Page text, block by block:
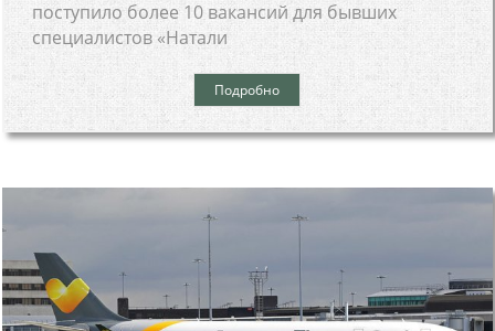
поступило более 10 вакансий для бывших
специалистов «Натали
Подробно